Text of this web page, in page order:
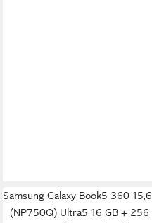
Samsung Galaxy Book5 360
(NP750Q) Ultra5 16 GB + 256